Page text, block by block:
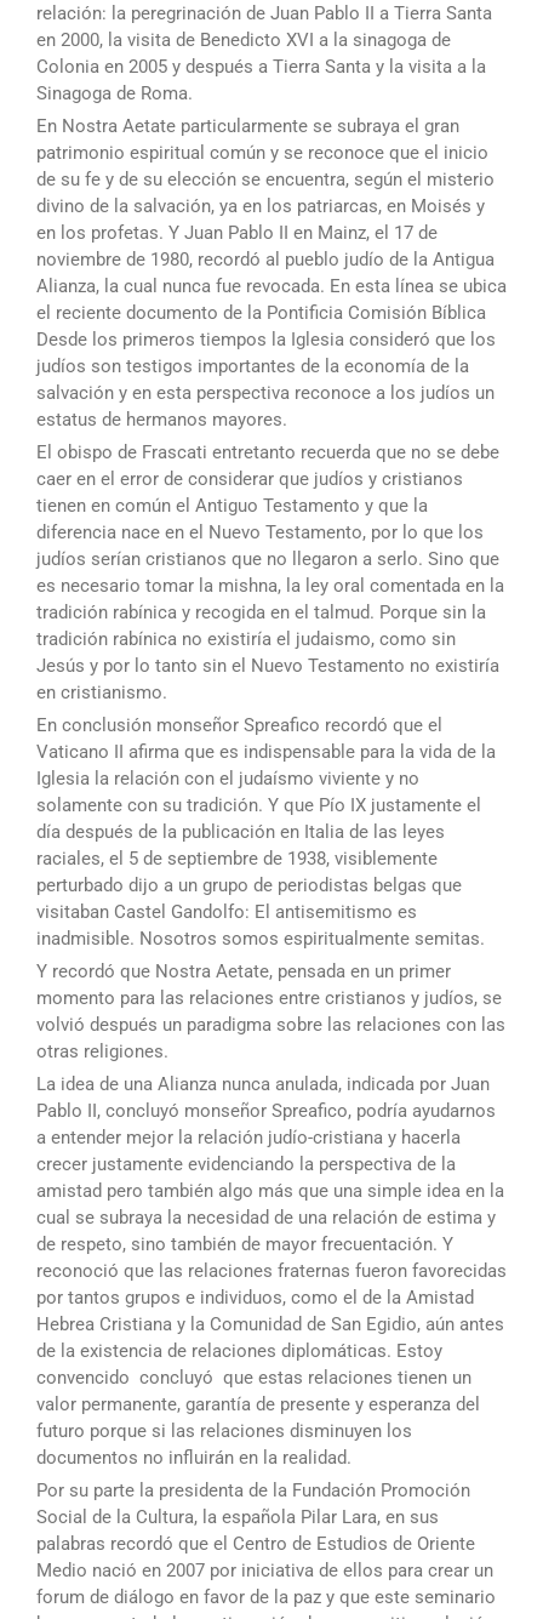
relación: la peregrinación de Juan Pablo II a Tierra Santa
en 2000, la visita de Benedicto XVI a la sinagoga de
Colonia en 2005 y después a Tierra Santa y la visita a la
Sinagoga de Roma.
En Nostra Aetate particularmente se subraya el gran
patrimonio espiritual común y se reconoce que el inicio
de su fe y de su elección se encuentra, según el misterio
divino de la salvación, ya en los patriarcas, en Moisés y
en los profetas. Y Juan Pablo II en Mainz, el 17 de
noviembre de 1980, recordó al pueblo judío de la Antigua
Alianza, la cual nunca fue revocada. En esta línea se ubica
el reciente documento de la Pontificia Comisión Bíblica
Desde los primeros tiempos la Iglesia consideró que los
judíos son testigos importantes de la economía de la
salvación y en esta perspectiva reconoce a los judíos un
estatus de hermanos mayores.
El obispo de Frascati entretanto recuerda que no se debe
caer en el error de considerar que judíos y cristianos
tienen en común el Antiguo Testamento y que la
diferencia nace en el Nuevo Testamento, por lo que los
judíos serían cristianos que no llegaron a serlo. Sino que
es necesario tomar la mishna, la ley oral comentada en la
tradición rabínica y recogida en el talmud. Porque sin la
tradición rabínica no existiría el judaismo, como sin
Jesús y por lo tanto sin el Nuevo Testamento no existiría
en cristianismo.
En conclusión monseñor Spreafico recordó que el
Vaticano II afirma que es indispensable para la vida de la
Iglesia la relación con el judaísmo viviente y no
solamente con su tradición. Y que Pío IX justamente el
día después de la publicación en Italia de las leyes
raciales, el 5 de septiembre de 1938, visiblemente
perturbado dijo a un grupo de periodistas belgas que
visitaban Castel Gandolfo: El antisemitismo es
inadmisible. Nosotros somos espiritualmente semitas.
Y recordó que Nostra Aetate, pensada en un primer
momento para las relaciones entre cristianos y judíos, se
volvió después un paradigma sobre las relaciones con las
otras religiones.
La idea de una Alianza nunca anulada, indicada por Juan
Pablo II, concluyó monseñor Spreafico, podría ayudarnos
a entender mejor la relación judío-cristiana y hacerla
crecer justamente evidenciando la perspectiva de la
amistad pero también algo más que una simple idea en la
cual se subraya la necesidad de una relación de estima y
de respeto, sino también de mayor frecuentación. Y
reconoció que las relaciones fraternas fueron favorecidas
por tantos grupos e individuos, como el de la Amistad
Hebrea Cristiana y la Comunidad de San Egidio, aún antes
de la existencia de relaciones diplomáticas. Estoy
convencido  concluyó  que estas relaciones tienen un
valor permanente, garantía de presente y esperanza del
futuro porque si las relaciones disminuyen los
documentos no influirán en la realidad.
Por su parte la presidenta de la Fundación Promoción
Social de la Cultura, la española Pilar Lara, en sus
palabras recordó que el Centro de Estudios de Oriente
Medio nació en 2007 por iniciativa de ellos para crear un
forum de diálogo en favor de la paz y que este seminario